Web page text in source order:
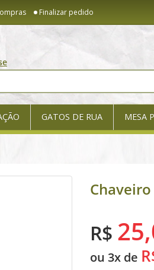
Finalizar pedido
GATOS DE RUA MESA
R$
ou 3x de